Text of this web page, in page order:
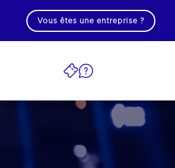
Vous êtes une entreprise ?